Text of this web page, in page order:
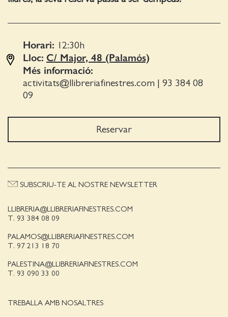
Horari: 12:30 h
Lloc: C/ Major, 48 (Palamós)
Més informació:
activitats@llibreriafinestres.com
93 384 08
09
Reservar
LLIBRERIA@LLIBRERIAFINESTRES.COM
T. 93 384 08 09
PALAMOS@LLIBRERIAFINESTRES.COM
T. 97 213 18 70
PALESTINA@LLIBRERIAFINESTRES.COM
T. 93 090 33 00
TREBALLA AMB NOSALTRES
SUBSCRIU-TE AL NOSTRE NEWSLETTER